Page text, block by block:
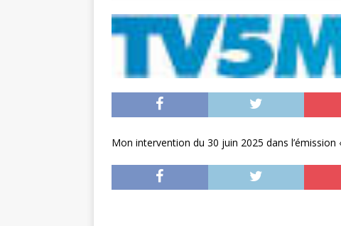
Mon intervention du 30 juin 2025 dans l’émission